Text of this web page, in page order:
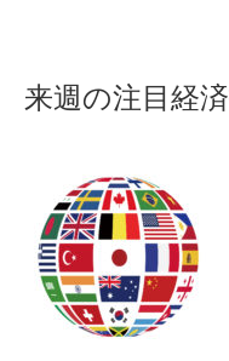
来週の注目経